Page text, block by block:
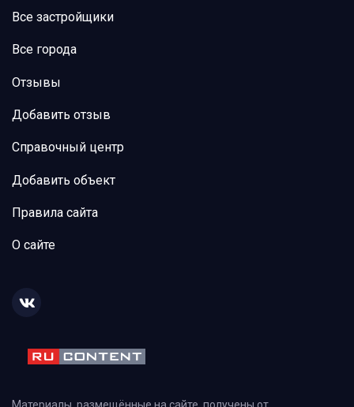
Все застройщики
Все города
Отзывы
Добавить отзыв
Справочный центр
Добавить объект
Правила сайта
О сайте